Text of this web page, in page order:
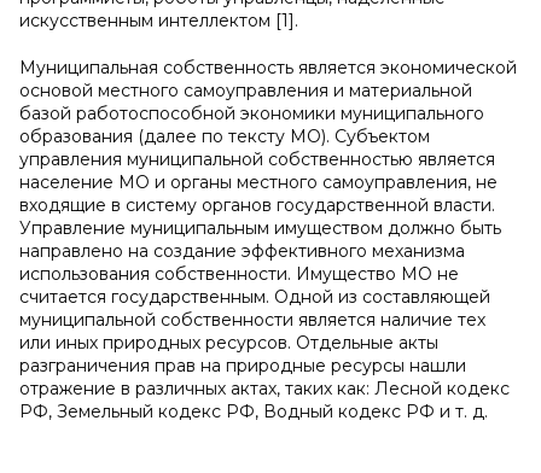
искусственным интеллектом [1].
Муниципальная собственность является экономической
основой местного самоуправления и материальной
базой работоспособной экономики муниципального
образования (далее по тексту МО). Субъектом
управления муниципальной собственностью является
население МО и органы местного самоуправления, не
входящие в систему органов государственной власти.
Управление муниципальным имуществом должно быть
направлено на создание эффективного механизма
использования собственности. Имущество МО не
считается государственным. Одной из составляющей
муниципальной собственности является наличие тех
или иных природных ресурсов. Отдельные акты
разграничения прав на природные ресурсы нашли
отражение в различных актах, таких как: Лесной кодекс
РФ, Земельный кодекс РФ, Водный кодекс РФ и т. д.